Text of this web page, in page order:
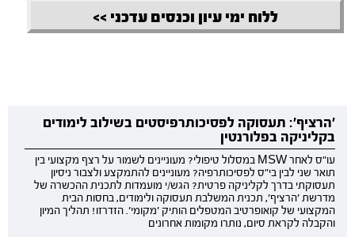
ללוח ימי עיון וכנסים עדכני >>
'הרציף': תעסוקה לפסיכותרפיסטים בשילוב לימודים
בקליניקה בפלורנטין
עו"ס לאחר MSW במסלול טיפולי? מעוניינים לשמור על רצף מקצועי בין
תואר שני לבין בי"ס לפסיכותרפיה? מעוניינים להתמקצע ולצבור ניסיון
תעסוקתי בדרך לקליניקה פרטית? הגש/י מועמדות לתכנית ההכשרה של
מדרשת 'הרציף', תכנית המשלבת תעסוקה ולימודים, בחסות הבית
המקצועי של קואופרטיב המטפלים הותיק 'מקומי'. הזדרזו! תהליך המיון
והקבלה לקראת סיום, נותרו מקומות אחרונים